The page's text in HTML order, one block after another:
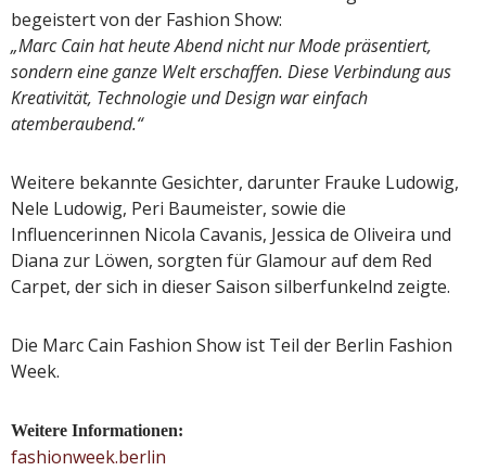
begeistert von der Fashion Show:
„Marc Cain hat heute Abend nicht nur Mode präsentiert,
sondern eine ganze Welt erschaffen. Diese Verbindung aus
Kreativität, Technologie und Design war einfach
atemberaubend.“
Weitere bekannte Gesichter, darunter Frauke Ludowig,
Nele Ludowig, Peri Baumeister, sowie die
Influencerinnen Nicola Cavanis, Jessica de Oliveira und
Diana zur Löwen, sorgten für Glamour auf dem Red
Carpet, der sich in dieser Saison silberfunkelnd zeigte.
Die Marc Cain Fashion Show ist Teil der Berlin Fashion
Week.
Weitere Informationen:
fashionweek.berlin